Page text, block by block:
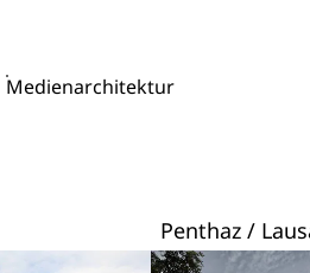
Medienarchitektur
Penthaz /